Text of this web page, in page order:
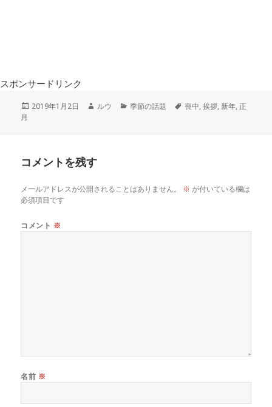
スポンサードリンク
投
2019年1月2日
作
ルウ
カ
季節の話題
タ
喪中,挨拶, 新年, 正
月
コメントを残す
メールアドレスが公開されることはありません。 ※ が付いている欄は
必須項目です
コメント ※
名前 ※